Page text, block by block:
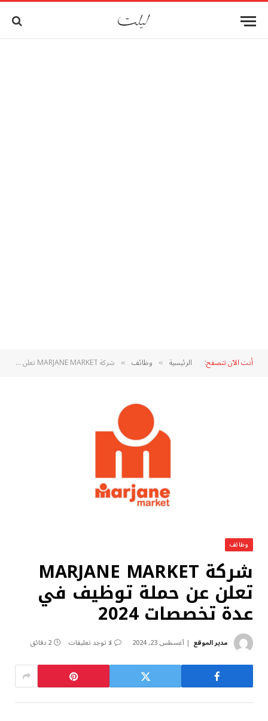
أنت الآن تتصفح: الرئيسية » وظائف » شركة MARJANE MARKET تعلن عن حملة توظيف في عدة تخصصات 2024
وظائف
شركة MARJANE MARKET
تعلن عن حملة توظيف في
عدة تخصصات 2024
مدير الموقع أغسطس 23, 2024 لا توجد تعليقات 2 دقائق